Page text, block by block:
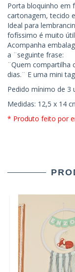
Porta bloquinho em
cartonagem, tecido
Ideal para
fofíssimo é muito
Acompanha
a ¨seguinte frase:
¨Quem compartilha
dias.¨ E uma mini
Pedido mínimo de 3
Medidas: 12,5 x 14
* Produto feito por